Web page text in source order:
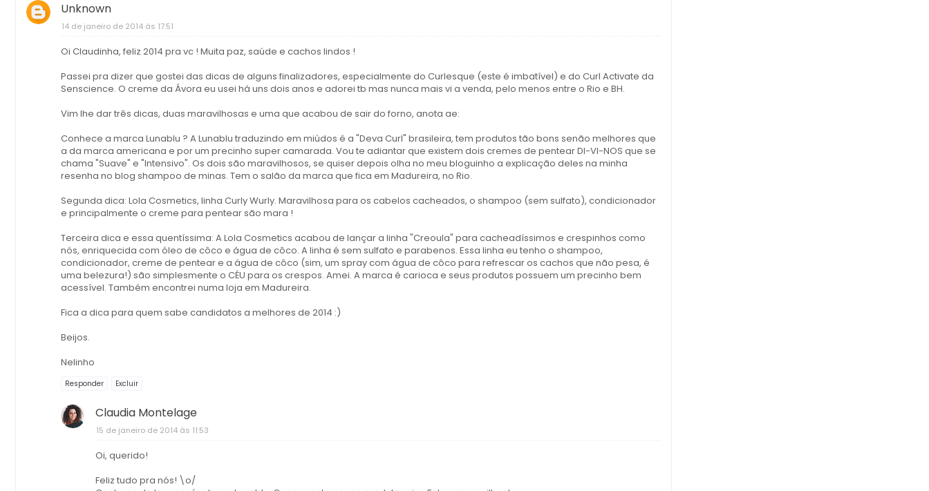
Unknown
14 de janeiro de 2014 às 17:51
Oi Claudinha, feliz 2014 pra vc ! Muita paz, saúde e cachos lindos !
Passei pra dizer que gostei das dicas de alguns finalizadores, especialmente do Curlesque (este é imbatível) e do Curl Activate da
Senscience. O creme da Ávora eu usei há uns dois anos e adorei tb mas nunca mais vi a venda, pelo menos entre o Rio e BH.
Vim lhe dar três dicas, duas maravilhosas e uma que acabou de sair do forno, anota ae:
Conhece a marca Lunablu ? A Lunablu traduzindo em miúdos é a "Deva Curl" brasileira, tem produtos tão bons senão melhores que
a da marca americana e por um precinho super camarada. Vou te adiantar que existem dois cremes de pentear DI-VI-NOS que se
chama "Suave" e "Intensivo". Os dois são maravilhosos, se quiser depois olha no meu bloguinho a explicação deles na minha
resenha no blog shampoo de minas. Tem o salão da marca que fica em Madureira, no Rio.
Segunda dica: Lola Cosmetics, linha Curly Wurly. Maravilhosa para os cabelos cacheados, o shampoo (sem sulfato), condicionador
e principalmente o creme para pentear são mara !
Terceira dica e essa quentíssima: A Lola Cosmetics acabou de lançar a linha "Creoula" para cacheadíssimos e crespinhos como
nós, enriquecida com óleo de côco e água de côco. A linha é sem sulfato e parabenos. Essa linha eu tenho o shampoo,
condicionador, creme de pentear e a água de côco (sim, um spray com água de côco para refrescar os cachos que não pesa, é
uma belezura!) são simplesmente o CÉU para os crespos. Amei. A marca é carioca e seus produtos possuem um precinho bem
acessível. Também encontrei numa loja em Madureira.
Fica a dica para quem sabe candidatos a melhores de 2014 :)
Beijos.
Nelinho
Responder Excluir
Claudia Montelage
15 de janeiro de 2014 às 11:53
Oi, querido!
Feliz tudo pra nós! \o/